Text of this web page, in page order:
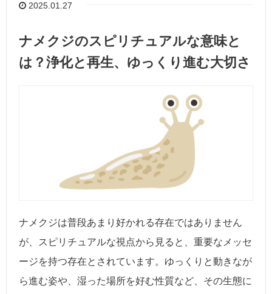
2025.01.27
ナメクジのスピリチュアルな意味と
は？浄化と再生、ゆっくり進む大切さ
ナメクジは普段あまり好かれる存在ではありません
が、スピリチュアルな視点から見ると、重要なメッセ
ージを持つ存在とされています。ゆっくりと動きなが
ら進む姿や、湿った場所を好む性質など、その生態に